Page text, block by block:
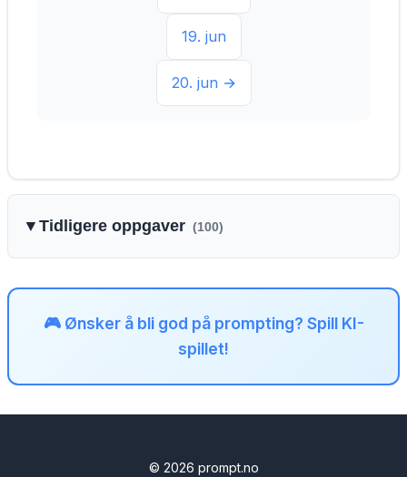
19. jun
20. jun →
▼ Tidligere oppgaver (100)
🎮 Ønsker å bli god på prompting? Spill KI-
spillet!
© 2026 prompt.no